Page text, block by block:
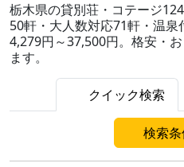
栃木県の貸別荘・コテージ
50軒・大人数対応71軒・温泉
4,279円～37,500円。格安・
ます。
クイック検索
検索条